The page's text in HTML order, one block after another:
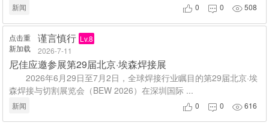
新闻  0  0 508
点击重
新加载
谨言慎行 Lv.8
2026-7-11
尼佳应邀参展第29届北京·埃森焊接展
2026年6月29日至7月2日，全球焊接行业瞩目的第29届北京·埃
森焊接与切割展览会（BEW 2026）在深圳国际 ...
新闻  0  0 616